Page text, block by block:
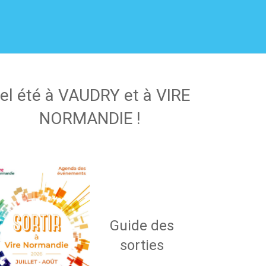
été à VAUDRY et à VIRE
NORMANDIE !
Guide des
sorties